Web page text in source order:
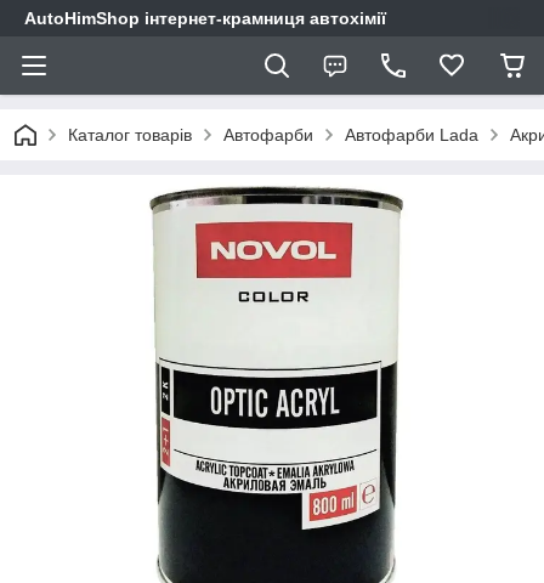
AutoHimShop інтернет-крамниця автохімії
Каталог товарів Автофарби Автофарби Lada